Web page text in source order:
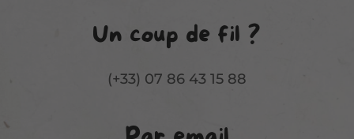
Un coup de fil ?
(+33) 07 86 43 15 88